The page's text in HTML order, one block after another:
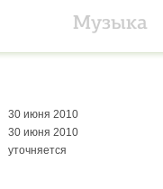
Музыка
30 июня 2010
30 июня 2010
уточняется